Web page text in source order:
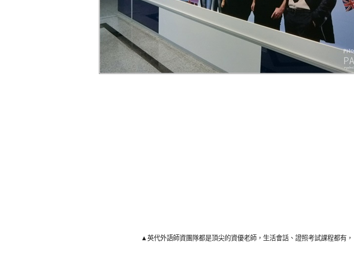
▲英代外語師資團隊都是頂尖的資優老師，生活會話、證照考試課程都有，